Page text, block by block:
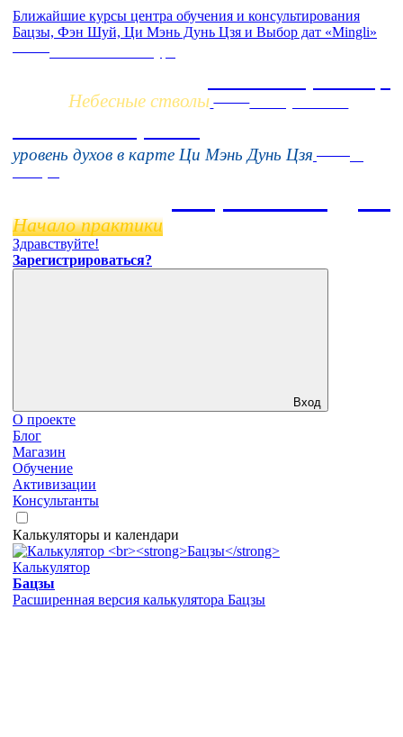
Ближайшие курсы центра обучения и консультирования
Бацзы, Фэн Шуй, Ци Мэнь Дунь Цзя и Выбор дат «Mingli»
Небесные стволы 16 августа 11:00
уровень духов в карте Ци Мэнь Дунь Цзя
Начало практики
Здравствуйте!
Зарегистрироваться?
Вход
О проекте
Блог
Магазин
Обучение
Активизации
Консультанты
Калькуляторы и календари
Калькулятор
Бацзы
Расширенная версия калькулятора Бацзы